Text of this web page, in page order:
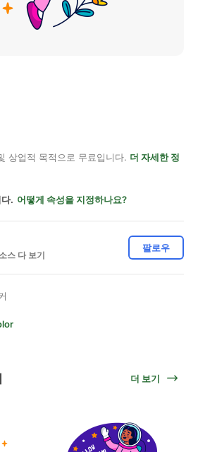
상업적 목적으로 무료입니다. 더 자세한 정
. 어떻게 속성을 지정하나요?
스 다 보기
팔로우
더 보기